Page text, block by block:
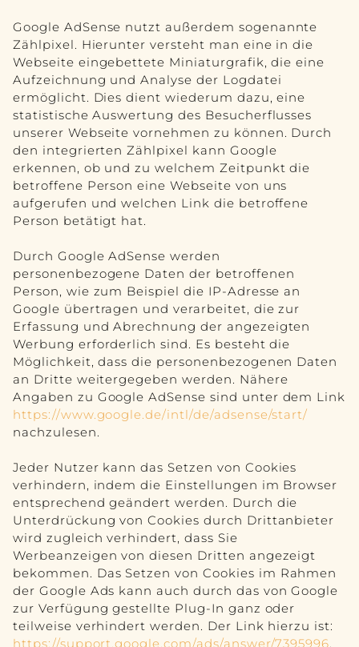
Google AdSense nutzt außerdem sogenannte
Zählpixel. Hierunter versteht man eine in die
Webseite eingebettete Miniaturgrafik, die eine
Aufzeichnung und Analyse der Logdatei
ermöglicht. Dies dient wiederum dazu, eine
statistische Auswertung des Besucherflusses
unserer Webseite vornehmen zu können. Durch
den integrierten Zählpixel kann Google
erkennen, ob und zu welchem Zeitpunkt die
betroffene Person eine Webseite von uns
aufgerufen und welchen Link die betroffene
Person betätigt hat.
Durch Google AdSense werden
personenbezogene Daten der betroffenen
Person, wie zum Beispiel die IP-Adresse an
Google übertragen und verarbeitet, die zur
Erfassung und Abrechnung der angezeigten
Werbung erforderlich sind. Es besteht die
Möglichkeit, dass die personenbezogenen Daten
an Dritte weitergegeben werden. Nähere
Angaben zu Google AdSense sind unter dem Link
https://www.google.de/intl/de/adsense/start/
nachzulesen.
Jeder Nutzer kann das Setzen von Cookies
verhindern, indem die Einstellungen im Browser
entsprechend geändert werden. Durch die
Unterdrückung von Cookies durch Drittanbieter
wird zugleich verhindert, dass Sie
Werbeanzeigen von diesen Dritten angezeigt
bekommen. Das Setzen von Cookies im Rahmen
der Google Ads kann auch durch das von Google
zur Verfügung gestellte Plug-In ganz oder
teilweise verhindert werden. Der Link hierzu ist:
https://support.google.com/ads/answer/7395996.